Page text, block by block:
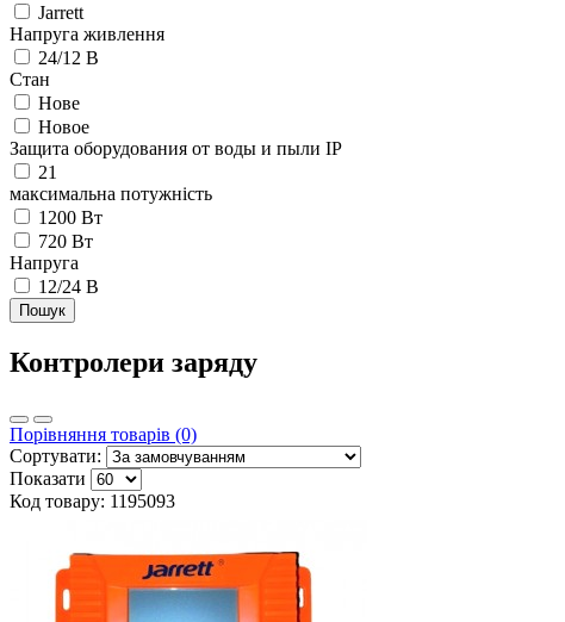
Jarrett
Напруга живлення
24/12 В
Стан
Нове
Новое
Защита оборудования от воды и пыли IP
21
максимальна потужність
1200 Вт
720 Вт
Напруга
12/24 В
Пошук
Контролери заряду
Порівняння товарів (0)
Сортувати:
Показати
Код товару: 1195093